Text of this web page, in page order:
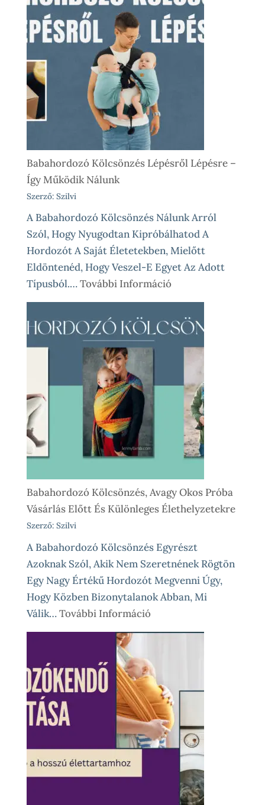
Babahordozó Kölcsönzés Lépésről Lépésre –
Így Működik Nálunk
Szerző: Szilvi
A Babahordozó Kölcsönzés Nálunk Arról
Szól, Hogy Nyugodtan Kipróbálhatod A
Hordozót A Saját Életetekben, Mielőtt
Eldöntenéd, Hogy Veszel-E Egyet Az Adott
Típusból.…További Információ:
Babahordozó
Kölcsönzés
Lépésről
Lépésre
Így
Működik
Nálunk
Babahordozó Kölcsönzés, Avagy Okos Próba
Vásárlás Előtt És Különleges Élethelyzetekre
Szerző: Szilvi
A Babahordozó Kölcsönzés Egyrészt
Azoknak Szól, Akik Nem Szeretnének Rögtön
Egy Nagy Értékű Hordozót Megvenni Úgy,
Hogy Közben Bizonytalanok Abban, Mi
Válik…További Információ:
Babahordozó
Avagy
Okos
Próba
Vásárlás
Előtt
És
Különleges
Élethelyzetekre